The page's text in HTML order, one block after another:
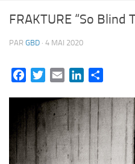
FRAKTURE “So Blind
PAR GBD · 4 MAI 2020
FacebookTwitterEmail LinkedIn